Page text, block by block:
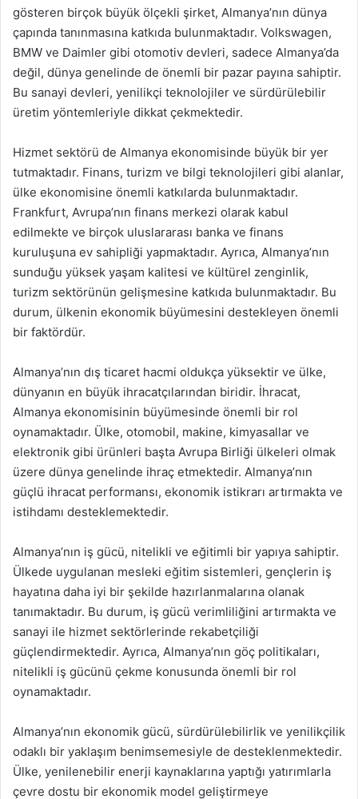
gösteren birçok büyük ölçekli şirket, Almanya’nın dünya
çapında tanınmasına katkıda bulunmaktadır. Volkswagen,
BMW ve Daimler gibi otomotiv devleri, sadece Almanya’da
değil, dünya genelinde de önemli bir pazar payına sahiptir.
Bu sanayi devleri, yenilikçi teknolojiler ve sürdürülebilir
üretim yöntemleriyle dikkat çekmektedir.
Hizmet sektörü de Almanya ekonomisinde büyük bir yer
tutmaktadır. Finans, turizm ve bilgi teknolojileri gibi alanlar,
ülke ekonomisine önemli katkılarda bulunmaktadır.
Frankfurt, Avrupa’nın finans merkezi olarak kabul
edilmekte ve birçok uluslararası banka ve finans
kuruluşuna ev sahipliği yapmaktadır. Ayrıca, Almanya’nın
sunduğu yüksek yaşam kalitesi ve kültürel zenginlik,
turizm sektörünün gelişmesine katkıda bulunmaktadır. Bu
durum, ülkenin ekonomik büyümesini destekleyen önemli
bir faktördür.
Almanya’nın dış ticaret hacmi oldukça yüksektir ve ülke,
dünyanın en büyük ihracatçılarından biridir. İhracat,
Almanya ekonomisinin büyümesinde önemli bir rol
oynamaktadır. Ülke, otomobil, makine, kimyasallar ve
elektronik gibi ürünleri başta Avrupa Birliği ülkeleri olmak
üzere dünya genelinde ihraç etmektedir. Almanya’nın
güçlü ihracat performansı, ekonomik istikrarı artırmakta ve
istihdamı desteklemektedir.
Almanya’nın iş gücü, nitelikli ve eğitimli bir yapıya sahiptir.
Ülkede uygulanan mesleki eğitim sistemleri, gençlerin iş
hayatına daha iyi bir şekilde hazırlanmalarına olanak
tanımaktadır. Bu durum, iş gücü verimliliğini artırmakta ve
sanayi ile hizmet sektörlerinde rekabetçiliği
güçlendirmektedir. Ayrıca, Almanya’nın göç politikaları,
nitelikli iş gücünü çekme konusunda önemli bir rol
oynamaktadır.
Almanya’nın ekonomik gücü, sürdürülebilirlik ve yenilikçilik
odaklı bir yaklaşım benimsemesiyle de desteklenmektedir.
Ülke, yenilenebilir enerji kaynaklarına yaptığı yatırımlarla
çevre dostu bir ekonomik model geliştirmeye